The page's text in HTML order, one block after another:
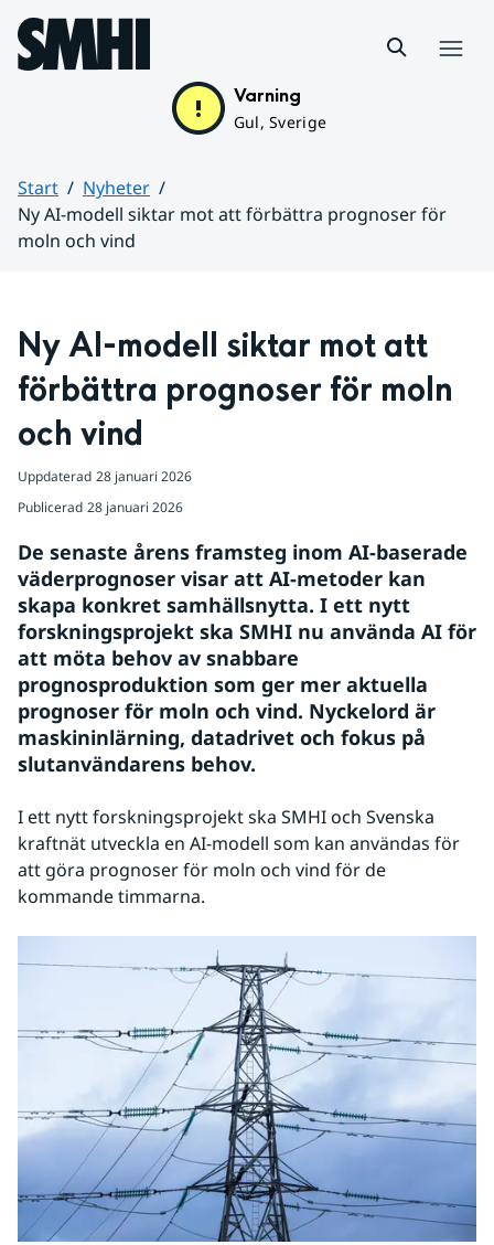
Hoppa till sidans innehåll
Varning
Gul, Sverige
Start
Nyheter
Ny AI-modell siktar mot att förbättra prognoser för
moln och vind
Ny AI-modell siktar mot att
förbättra prognoser för moln
och vind
Uppdaterad 28 januari 2026
Publicerad 28 januari 2026
De senaste årens framsteg inom AI-baserade
väderprognoser visar att AI-metoder kan
skapa konkret samhällsnytta. I ett nytt
forskningsprojekt ska SMHI nu använda AI för
att möta behov av snabbare
prognosproduktion som ger mer aktuella
prognoser för moln och vind. Nyckelord är
maskininlärning, datadrivet och fokus på
slutanvändarens behov.
I ett nytt forskningsprojekt ska SMHI och Svenska
kraftnät utveckla en AI-modell som kan användas för
att göra prognoser för moln och vind för de
kommande timmarna.